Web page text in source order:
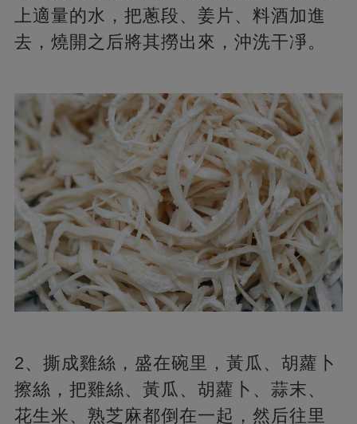
上適量的水，把蔥段、姜片、料酒加進
去，燒開之后將其撈出來，沖洗干凈。
2、撕成雞絲，盛在碗里，黃瓜、胡蘿卜
擦絲，把雞絲、黃瓜、胡蘿卜、蒜末、
花生米、熟芝麻都倒在一起，然后往里